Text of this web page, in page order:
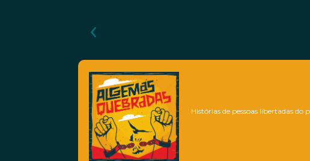
‹
Histórias de pessoas libertadas do